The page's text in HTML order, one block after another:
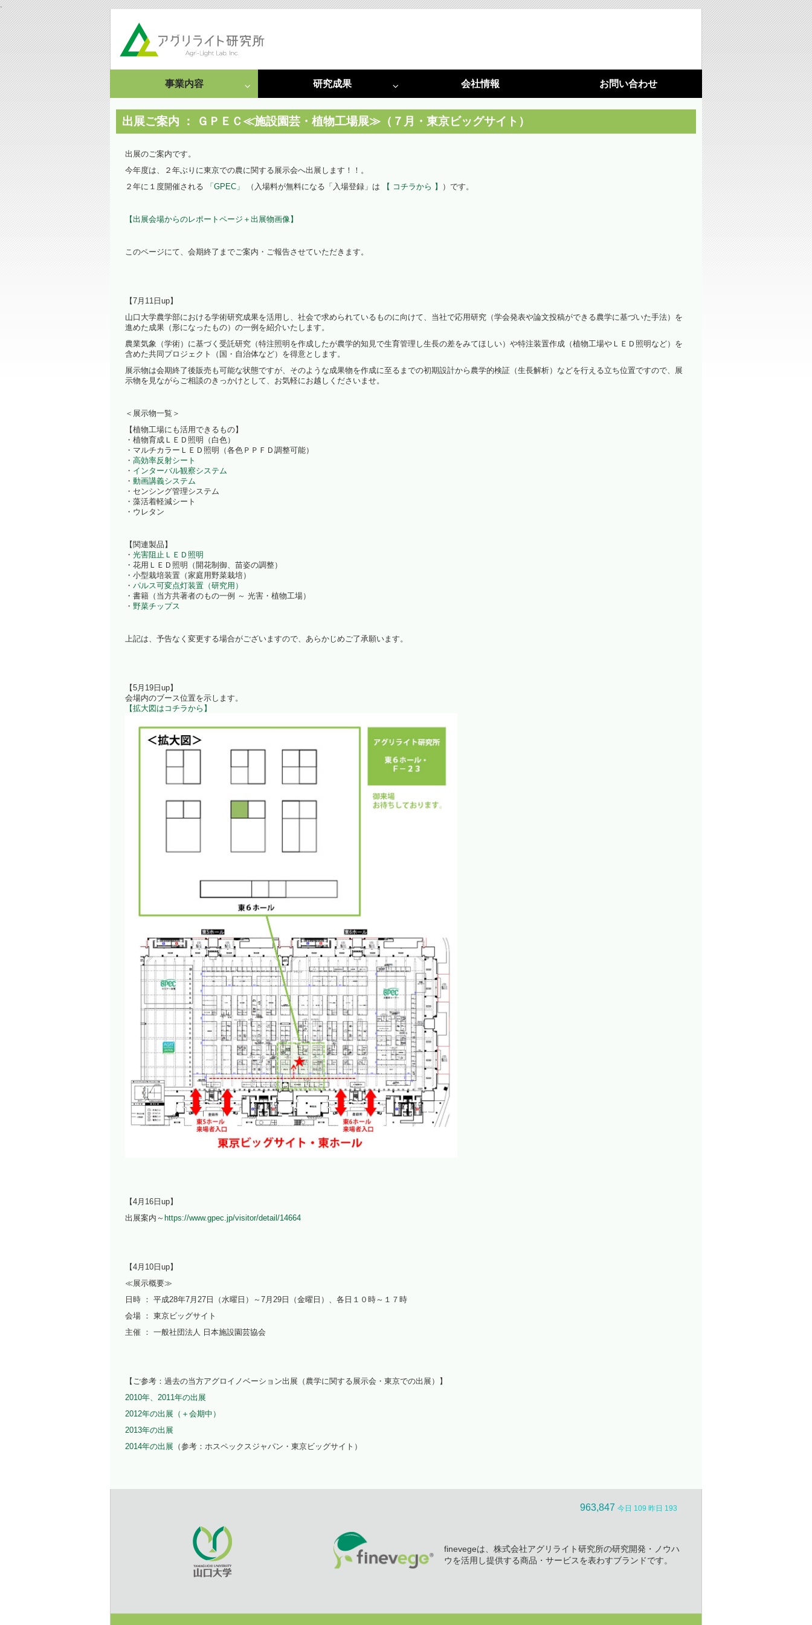
.
事業内容
受託研究・依頼事例
情報集約・文献調査
光害対策
光害コンサルタント
（資料作成・講演・講師）
植物工場
植物観察
水耕栽培パネル（定植板）
研究成果
成果発表 特許 採択実績 利用機器
会社情報 お問い合わせ
出展ご案内 ： ＧＰＥＣ≪施設園芸・植物工場展≫（７月・東京ビッグサイト）
出展のご案内です。
今年度は、２年ぶりに東京での農に関する展示会へ出展します！！。
２年に１度開催される 「GPEC」 （入場料が無料になる「入場登録」は 【 コチラから 】 ）です。
【出展会場からのレポートページ＋出展物画像】
このページにて、会期終了までご案内・ご報告させていただきます。
【7月11日up】
山口大学農学部における学術研究成果を活用し、社会で求められているものに向けて、当社で応用研究（学会発表や論文投稿ができる農学に基づいた手法）を
進めた成果（形になったもの）の一例を紹介いたします。
農業気象（学術）に基づく受託研究（特注照明を作成したが農学的知見で生育管理し生長の差をみてほしい）や特注装置作成（植物工場やＬＥＤ照明など）を
含めた共同プロジェクト（国・自治体など）を得意とします。
展示物は会期終了後販売も可能な状態ですが、そのような成果物を作成に至るまでの初期設計から農学的検証（生長解析）などを行える立ち位置ですので、展
示物を見ながらご相談のきっかけとして、お気軽にお越しくださいませ。
＜展示物一覧＞
【植物工場にも活用できるもの】
・植物育成ＬＥＤ照明（白色）
・マルチカラーＬＥＤ照明（各色ＰＰＦＤ調整可能）
・ 高効率反射シート
・ インターバル観察システム
・ 動画講義システム
・センシング管理システム
・藻活着軽減シート
・ウレタン
【関連製品】
・ 光害阻止ＬＥＤ照明
・花用ＬＥＤ照明（開花制御、苗姿の調整）
・小型栽培装置（家庭用野菜栽培）
・ パルス可変点灯装置（研究用）
・書籍（当方共著者のもの一例 ～ 光害・植物工場）
・ 野菜チップス
上記は、予告なく変更する場合がございますので、あらかじめご了承願います。
【5月19日up】
会場内のブース位置を示します。
【拡大図はコチラから】
【4月16日up】
出展案内～ https://www.gpec.jp/visitor/detail/14664
【4月10日up】
≪展示概要≫
日時 ： 平成28年7月27日（水曜日）～7月29日（金曜日）、各日１０時～１７時
会場 ： 東京ビッグサイト
主催 ： 一般社団法人 日本施設園芸協会
【ご参考：過去の当方アグロイノベーション出展（農学に関する展示会・東京での出展）】
2010年、2011年の出展
2012年の出展 （＋会期中）
2013年の出展
2014年の出展 （参考：ホスペックスジャパン・東京ビッグサイト）
963,847 今日 109 昨日 193
finevegeは、株式会社アグリライト研究所の研究開発・ノウハ
ウを活用し提供する商品・サービスを表わすブランドです。